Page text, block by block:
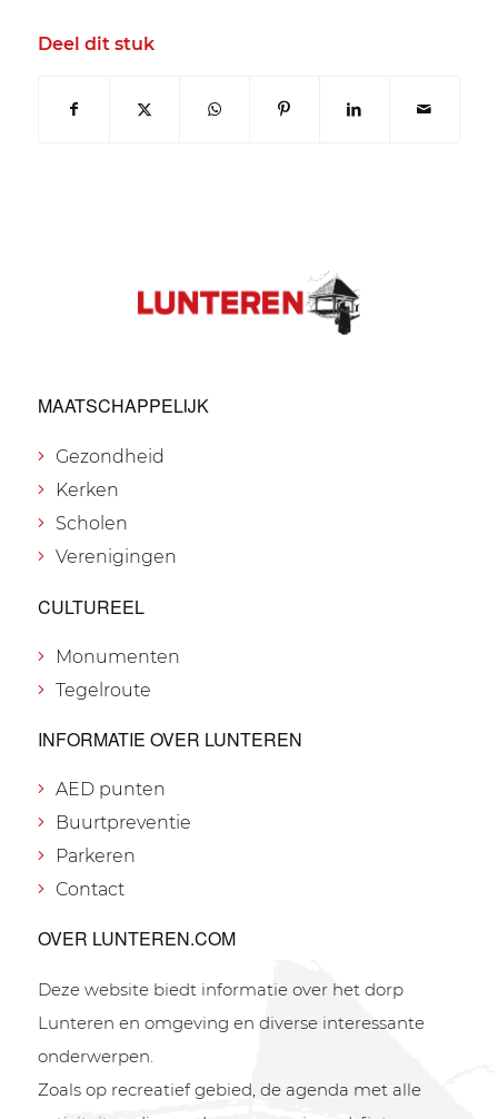
Deel dit stuk
MAATSCHAPPELIJK
Gezondheid
Kerken
Scholen
Verenigingen
CULTUREEL
Monumenten
Tegelroute
INFORMATIE OVER LUNTEREN
AED punten
Buurtpreventie
Parkeren
Contact
OVER LUNTEREN.COM
Deze website biedt informatie over het dorp
Lunteren en omgeving en diverse interessante
onderwerpen.
Zoals op recreatief gebied, de agenda met alle